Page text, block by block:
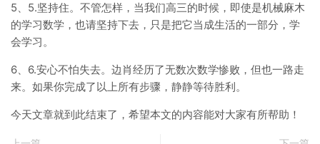
5、5.坚持住。不管怎样，当我们高三的时候，即使是机械麻木
的学习数学，也请坚持下去，只是把它当成生活的一部分，学
会学习。
6、6.安心不怕失去。边肖经历了无数次数学惨败，但也一路走
来。如果你完成了以上所有步骤，静静等待胜利。
今天文章就到此结束了，希望本文的内容能对大家有所帮助！